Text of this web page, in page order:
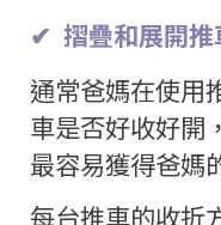
✔ 摺疊和展開
通常爸媽在使用
車是否好收好開
最容易獲得爸媽
每台推車的收折